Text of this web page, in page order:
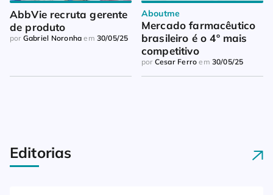
AbbVie recruta gerente
de produto
por Gabriel Noronha em 30/05/25
Aboutme
Mercado farmacêutico
brasileiro é o 4º mais
competitivo
por Cesar Ferro em 30/05/25
Editorias